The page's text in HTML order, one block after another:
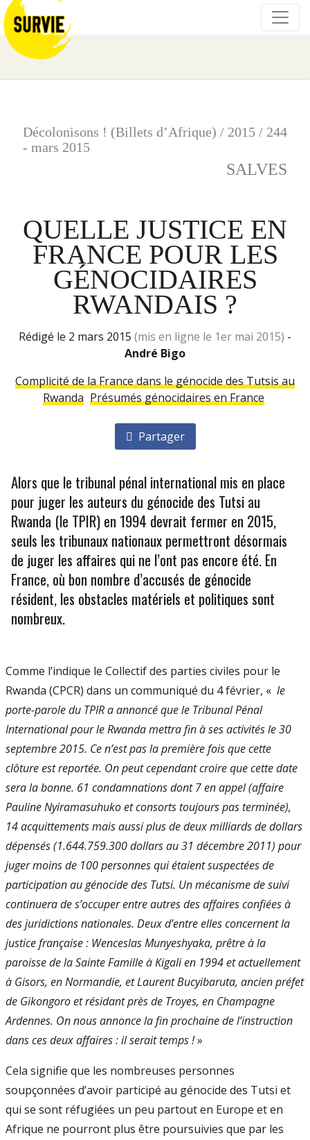
Décolonisons ! (Billets d’Afrique) / 2015 / 244
- mars 2015
SALVES
QUELLE JUSTICE EN
FRANCE POUR LES
GÉNOCIDAIRES
RWANDAIS ?
rédigé le 2 mars 2015 (mis en ligne le 1er mai 2015) -
André Bigo
Complicité de la France dans le génocide des Tutsis au
Rwanda Présumés génocidaires en France
Partager
Alors que le tribunal pénal international mis en place
pour juger les auteurs du génocide des Tutsi au
Rwanda (le TPIR) en 1994 devrait fermer en 2015,
seuls les tribunaux nationaux permettront désormais
de juger les affaires qui ne l’ont pas encore été. En
France, où bon nombre d’accusés de génocide
résident, les obstacles matériels et politiques sont
nombreux.
Comme l’indique le Collectif des parties civiles pour le
Rwanda (CPCR) dans un communiqué du 4 février, « le
porte­-parole du TPIR a annoncé que le Tribunal Pénal
International pour le Rwanda mettra fin à ses activités le 30
septembre 2015. Ce n’est pas la première fois que cette
clôture est reportée. On peut cependant croire que cette date
sera la bonne. 61 condam­nations dont 7 en appel (affaire
Pauline Nyiramasuhuko et consorts toujours pas terminée),
14 acquittements mais aussi plus de deux milliards de dollars
dépensés (1.644.759.300 dollars au 31 décembre 2011) pour
juger moins de 100 personnes qui étaient suspectées de
participation au génocide des Tutsi. Un mécanisme de suivi
continuera de s’occuper entre autres des affaires confiées à
des juridictions nationales. Deux d’entre elles concernent la
justice française : Wenceslas Munyeshyaka, prêtre à la
paroisse de la Sainte Famille à Kigali en 1994 et actuellement
à Gisors, en Normandie, et Laurent Bucyibaruta, ancien préfet
de Gikongoro et résidant près de Troyes, en Champagne
Ardennes. On nous annonce la fin prochaine de l’instruction
dans ces deux affaires : il serait temps !»
Cela signifie que les nombreuses personnes
soupçonnées d’avoir participé au génocide des Tutsi et
qui se sont réfugiées un peu partout en Europe et en
Afrique ne pourront plus être poursuivies que par les